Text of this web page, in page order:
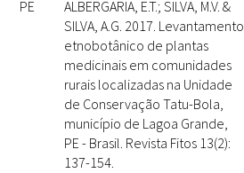
PE
ALBERGARIA, E.T.; SILVA, M.V. &
SILVA, A.G. 2017. Levantamento
etnobotânico de plantas
medicinais em comunidades
rurais localizadas na Unidade
de Conservação Tatu-Bola,
município de Lagoa Grande,
PE - Brasil. Revista Fitos 13(2):
137-154.